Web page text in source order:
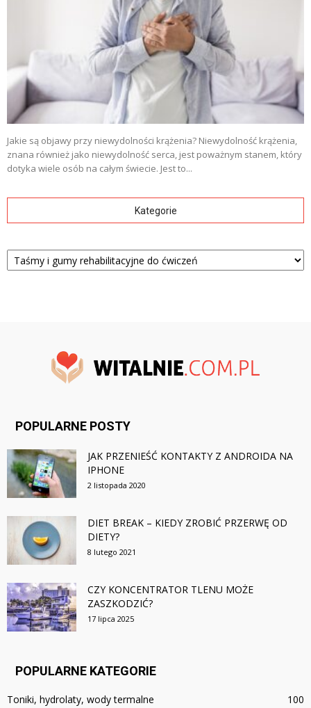
Jakie są objawy przy niewydolności krążenia? Niewydolność krążenia,
znana również jako niewydolność serca, jest poważnym stanem, który
dotyka wiele osób na całym świecie. Jest to...
Kategorie
Kategorie
POPULARNE POSTY
JAK PRZENIEŚĆ KONTAKTY Z ANDROIDA NA
IPHONE
2 listopada 2020
DIET BREAK – KIEDY ZROBIĆ PRZERWĘ OD
DIETY?
8 lutego 2021
CZY KONCENTRATOR TLENU MOŻE
ZASZKODZIĆ?
17 lipca 2025
POPULARNE KATEGORIE
Toniki, hydrolaty, wody termalne 100